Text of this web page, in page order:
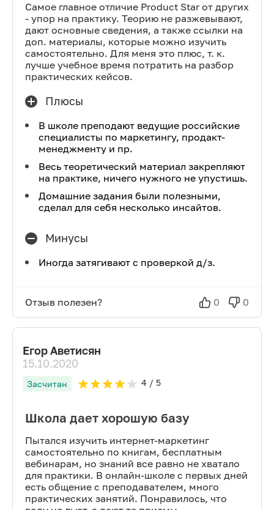
Самое главное отличие Product Star от других
- упор на практику. Теорию не разжевывают,
дают основные сведения, а также ссылки на
доп. материалы, которые можно изучить
самостоятельно. Для меня это плюс, т. к.
лучше учебное время потратить на разбор
практических кейсов.
Плюсы
В школе преподают ведущие российские
специалисты по маркетингу, продакт-
менеджменту и пр.
Весь теоретический материал закрепляют
на практике, ничего нужного не упустишь.
Домашние задания были полезными,
сделал для себя несколько инсайтов.
Минусы
Иногда затягивают с проверкой д/з.
Отзыв полезен? 0 0
Егор Аветисян
15.10.2020
Засчитан 4 / 5
Школа дает хорошую базу
Пытался изучить интернет-маркетинг
самостоятельно по книгам, бесплатным
вебинарам, но знаний все равно не хватало
для практики. В онлайн-школе с первых дней
есть общение с преподавателем, много
практических занятий. Понравилось, что